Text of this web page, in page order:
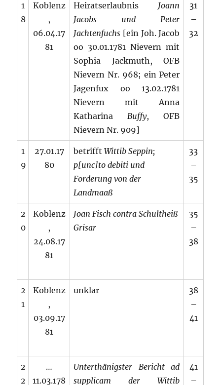
1
8
Koblenz
,
06.04.17
81
Heiratserlaubnis Joann
Jacobs und Peter
Jachtenfuchs [ein Joh. Jacob
oo 30.01.1781 Nievern mit
Sophia Jackmuth, OFB
Nievern Nr. 968; ein Peter
Jagenfux oo 13.02.1781
Nievern mit Anna
KatharinaBuffy, OFB
Nievern Nr. 909]
31
–
32
1
9
27.01.17
80
betrifftWittib Seppin;
p[unc]to debiti und
Forderung von der
Landmaaß
33
–
35
2
0
Koblenz
,
24.08.17
81
Joan Fisch contra Schultheiß
Grisar
35
–
38
2
1
Koblenz
,
03.09.17
81
unklar
38
–
41
2
2
…
11.03.178
Unterthänigster Bericht ad
supplicam der Wittib
41
–